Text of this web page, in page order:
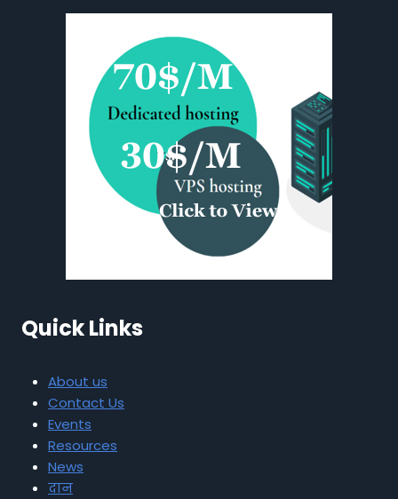
Quick Links
About us
Contact Us
Events
Resources
News
दान